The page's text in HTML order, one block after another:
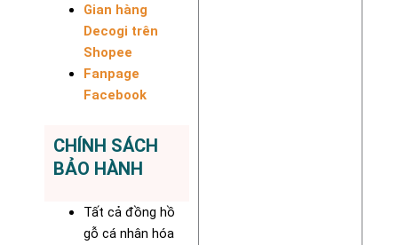
Gian hàng
Decogi trên
Shopee
Fanpage
Facebook
CHÍNH SÁCH
BẢO HÀNH
Tất cả đồng hồ
gỗ cá nhân hóa